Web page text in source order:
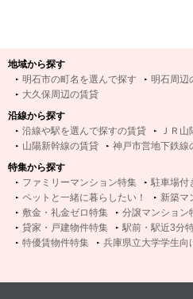
地域から探す
明石市の町名を選んで探す
明石周辺
大久保周辺の賃貸
沿線から探す
沿線や駅を選んで探すの賃貸
ＪＲ
山陽新幹線の賃貸
神戸市営地下鉄線
特集から探す
ファミリーマンション特集
駐車場付
ペットと一緒に暮らしたい！
新築マ
敷金・礼金ゼロ特集
分譲マンション
貸家・戸建物件特集
駅前・駅近3分
特優賃物件特集
兵庫県立大学学生向